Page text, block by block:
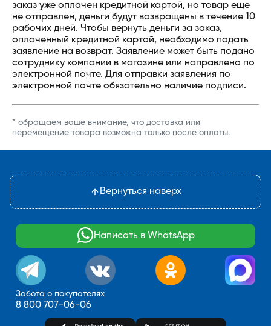
заказ уже оплачен кредитной картой, но товар еще
не отправлен, деньги будут возвращены в течение 10
рабочих дней. Чтобы вернуть деньги за заказ,
оплаченный кредитной картой, необходимо подать
заявление на возврат. Заявление может быть подано
сотруднику компании в магазине или направлено по
электронной почте. Для отправки заявления по
электронной почте обязательно наличие подписи.
* обращаем ваше внимание, что доставка или
перемещение товара возможна только после оплаты.
Вернуться наверх
Написать в WhatsApp
Забота о покупателях
8 800 707-06-06